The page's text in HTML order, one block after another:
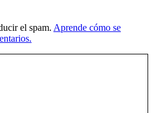
el spam. Aprende cómo se